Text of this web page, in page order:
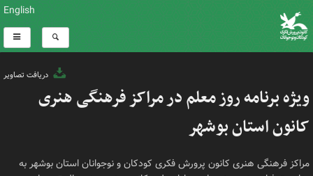
English
دریافت تصاویر
ویژه برنامه روز معلم در مراکز فرهنگی هنری
کانون استان بوشهر
مراکز فرهنگی هنری کانون پرورش فکری کودکان و نوجوانان استان بوشهر به